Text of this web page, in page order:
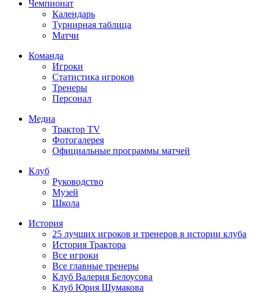
Чемпионат
Календарь
Турнирная таблица
Матчи
Команда
Игроки
Статистика игроков
Тренеры
Персонал
Медиа
Трактор TV
Фотогалерея
Официальные программы матчей
Клуб
Руководство
Музей
Школа
История
25 лучших игроков и тренеров в истории клуба
История Трактора
Все игроки
Все главные тренеры
Клуб Валерия Белоусова
Клуб Юрия Шумакова